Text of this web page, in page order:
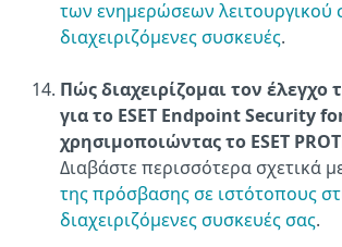
των ενημερώσεων λειτουργικού
διαχειριζόμενες συσκευές.
Πώς διαχειρίζομαι τον έλεγχο
για το ESET Endpoint Security
χρησιμοποιώντας το ESET
Διαβάστε περισσότερα σχετικά
της πρόσβασης σε ιστότοπους
διαχειριζόμενες συσκευές σας.